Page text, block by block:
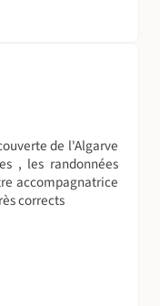
francophone
?
en minibus privé
totale autonomie
de l'Algarve
, les randonnées
accompagnatrice
corrects